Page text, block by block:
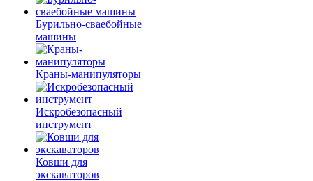
Бурильно-сваебойные
машины
Краны-манипуляторы
Искробезопасный
инструмент
Ковши для
экскаваторов